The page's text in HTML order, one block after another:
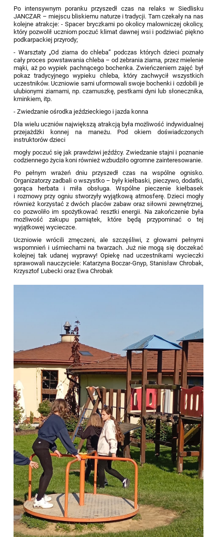
Po intensywnym poranku przyszedł czas na relaks w Siedlisku
JANCZAR – miejscu bliskiemu naturze i tradycji. Tam czekały na nas
kolejne atrakcje: - Spacer bryczkami po okolicy malowniczej okolicy,
który pozwolił uczniom poczuć klimat dawnej wsi i podziwiać piękno
podkarpackiej przyrody;
- Warsztaty „Od ziarna do chleba” podczas których dzieci poznały
cały proces powstawania chleba – od zebrania ziarna, przez mielenie
mąki, aż po wypiek pachnącego bochenka. Zwieńczeniem zajęć był
pokaz tradycyjnego wypieku chleba, który zachwycił wszystkich
uczestników. Uczniowie sami uformowali swoje bochenki i ozdobili je
ulubionymi ziarnami, np. czarnuszkę, pestkami dyni lub słonecznika,
kminkiem, itp.
- Zwiedzanie ośrodka jeździeckiego i jazda konna
Dla wielu uczniów największą atrakcją była możliwość indywidualnej
przejażdżki konnej na maneżu. Pod okiem doświadczonych
instruktorów dzieci
mogły poczuć się jak prawdziwi jeźdźcy. Zwiedzanie stajni i poznanie
codziennego życia koni również wzbudziło ogromne zainteresowanie.
Po pełnym wrażeń dniu przyszedł czas na wspólne ognisko.
Organizatorzy zadbali o wszystko – były kiełbaski, pieczywo, dodatki,
gorąca herbata i miła obsługa. Wspólne pieczenie kiełbasek
i rozmowy przy ogniu stworzyły wyjątkową atmosferę. Dzieci mogły
również korzystać z dwóch placów zabaw oraz siłowni zewnętrznej,
co pozwoliło im spożytkować resztki energii. Na zakończenie była
możliwość zakupu pamiątek, które będą przypominać o tej
wyjątkowej wycieczce.
Uczniowie wrócili zmęczeni, ale szczęśliwi, z głowami pełnymi
wspomnień i uśmiechami na twarzach. Już nie mogą się doczekać
kolejnej tak udanej wyprawy! Opiekę nad uczestnikami wycieczki
sprawowali nauczyciele: Katarzyna Boczar-Gnyp, Stanisław Chrobak,
Krzysztof Lubecki oraz Ewa Chrobak